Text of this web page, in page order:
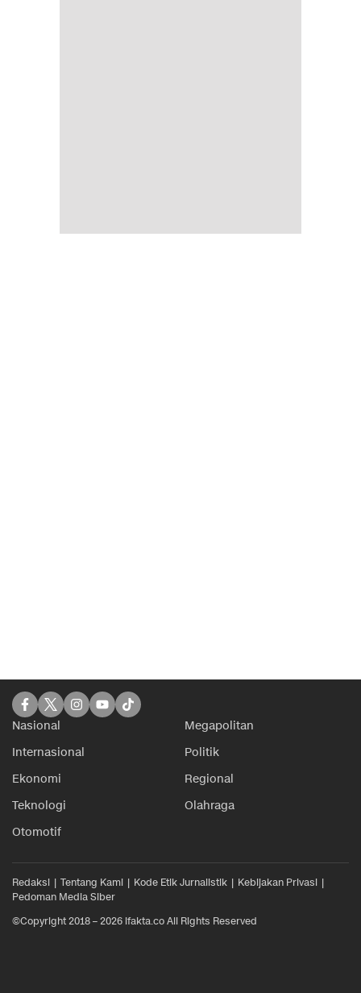
Nasional
Megapolitan
Internasional
Politik
Ekonomi
Regional
Teknologi
Olahraga
Otomotif
Redaksi Tentang Kami Kode Etik Jurnalistik
Kebijakan Privasi
Pedoman Media Siber
©Copyright 2018 – 2026 ifakta.co All Rights Reserved